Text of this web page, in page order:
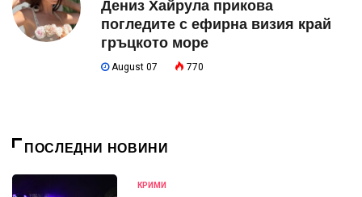
Дениз Хайрула прикова
погледите с ефирна визия край
гръцкото море
August 07 770
ПОСЛЕДНИ НОВИНИ
КРИМИ